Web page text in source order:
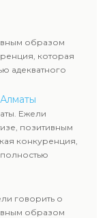
образом
которая
адекватного
Ежели
позитивным
конкуренция,
говорить о
образом